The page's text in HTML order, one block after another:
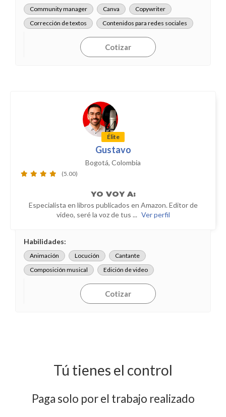
Community manager Canva
Copywriter
Corrección de textos
Contenidos para redes sociales
Cotizar
Élite
Gustavo
Bogotá, Colombia
(5.00)
YO VOY A:
Especialista en libros publicados en Amazon. Editor de
video, seré la voz de tus ... Ver perfil
Habilidades:
Animación Locución
Cantante
Composición musical
Edición de video
Cotizar
Tú tienes el control
Paga solo por el trabajo realizado